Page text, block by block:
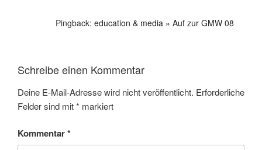
Pingback: education & media » Auf zur GMW 08
Schreibe einen Kommentar
Deine E-Mail-Adresse wird nicht veröffentlicht. Erforderliche
Felder sind mit* markiert
Kommentar*